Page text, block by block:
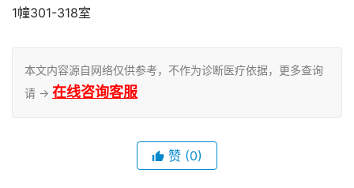
1幢301-318室
本文内容源自网络仅供参考，不作为诊断医疗依据，更多查询
请 → 在线咨询客服
赞 (0)